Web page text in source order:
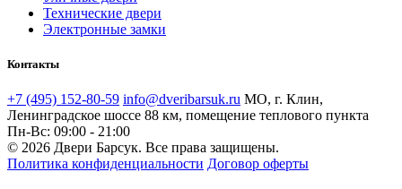
Технические двери
Электронные замки
Контакты
+7 (495) 152-80-59 info@dveribarsuk.ru МО, г. Клин,
Ленинградское шоссе 88 км, помещение теплового пункта
Пн-Вс: 09:00 - 21:00
© 2026 Двери Барсук. Все права защищены.
Политика конфиденциальности Договор оферты